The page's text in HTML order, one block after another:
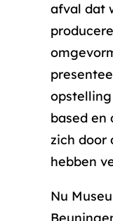
afval dat
based en
zich door
hebben
Nu